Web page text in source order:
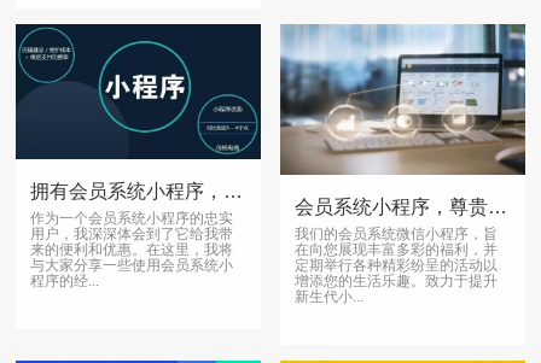
拥有会员系统小程序，让你值得！
作为一个会员系统小程序的忠实
用户，我深深体会到了它给我带
来的便利和优惠。在这里，我将
与大家分享一些使用会员系统小
程序的经...
会员系统小程序，尊贵特权不断升级，个性化推荐助你乐享精彩活动
我们的会员系统微信小程序，旨
在向您展现丰富多彩的福利，并
定期举行各种精彩纷呈的活动以
增添您的生活乐趣。致力于提升
新生代小...